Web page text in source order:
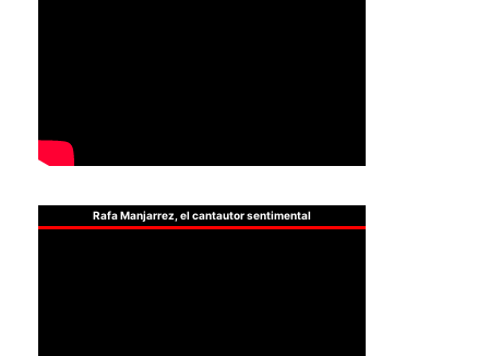
Rafa Manjarrez, el cantautor sentimental